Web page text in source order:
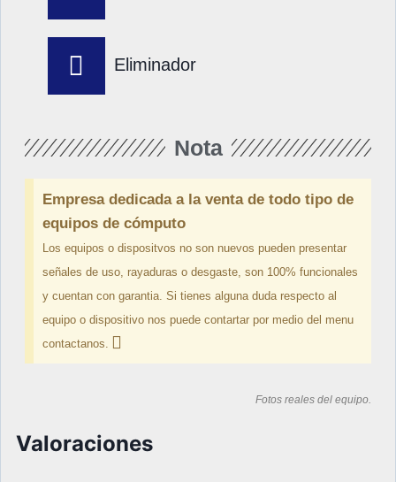
Eliminador
Nota
Empresa dedicada a la venta de todo tipo de
equipos de cómputo
Los equipos o dispositvos no son nuevos pueden presentar
señales de uso, rayaduras o desgaste, son 100% funcionales
y cuentan con garantia. Si tienes alguna duda respecto al
equipo o dispositivo nos puede contartar por medio del menu
contactanos.
Fotos reales del equipo.
Valoraciones